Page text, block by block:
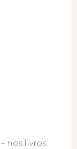
nos livros,